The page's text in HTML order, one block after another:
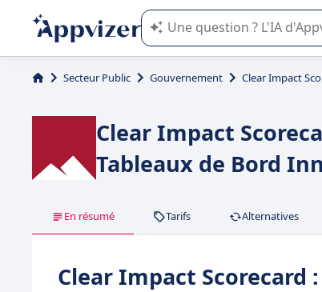
L'IA de Appvizer vous guide
Secteur Public Gouvernement Clear Impact
Clear Impact
Tableaux de Bord
En résumé Tarifs Alternatives
Clear Impact Scorecard